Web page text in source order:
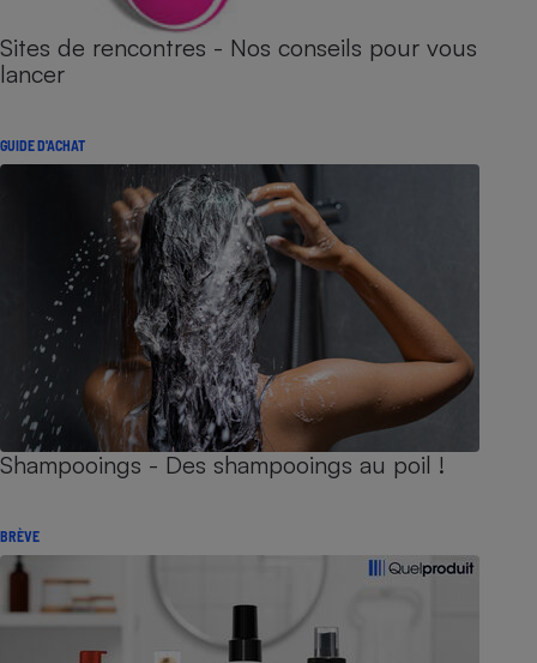
Sites de rencontres - Nos conseils pour vous
lancer
GUIDE D'ACHAT
Shampooings - Des shampooings au poil !
BRÈVE